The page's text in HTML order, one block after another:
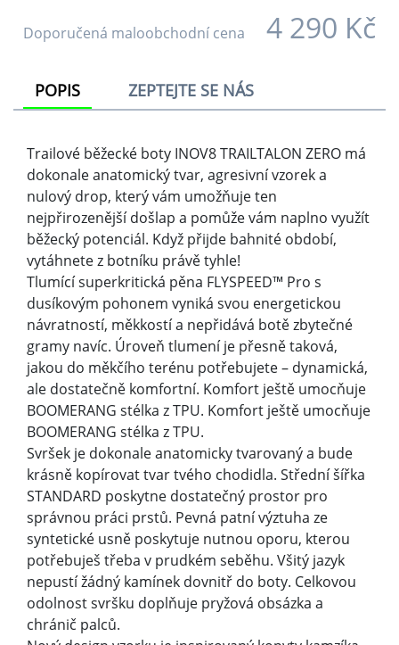
jakou do měkčího terénu potřebujete – dynamická,
ale dostatečně komfortní. Komfort ještě umocňuje
BOOMERANG stélka z TPU.
Svršek je dokonale anatomicky tvarovaný a bude
STANDARD poskytne dostatečný prostor pro
správnou práci prstů. Pevná patní výztuha ze
syntetické usně poskytuje nutnou oporu, kterou
potřebuješ třeba v prudkém seběhu. Všitý jazyk
nepustí žádný kamínek dovnitř do boty. Celkovou
odolnost svršku doplňuje pryžová obsázka a
chránič palců.
Nový design vzorku je inspirovaný kopyty kamzíka.
Kanálky uvnitř špuntů účinně odvádí vodu. G-GRIP
s příměsí grafenu zvyšuje odolnost vůči obroušení
a celkovou přilnavost.
Terén Měkký trail
Aktivita Trailový běh
Šířka
Drop 0 mm
Technologie
FLYSPEED™ Pro
G-GRIP
Hmotnost
Výška tlumení v patě
12 mm
Výška tlumení ve špičce 12 mm
Výška vzorku 0 mm
Podešev G-GRIP
Sport